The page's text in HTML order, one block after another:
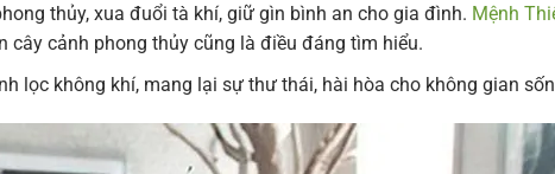
thủy, xua đuổi tà khí, giữ gìn bình an cho gia đình. Mệnh
cây cảnh phong thủy cũng là điều đáng tìm hiểu.
lọc không khí, mang lại sự thư thái, hài hòa cho không gian